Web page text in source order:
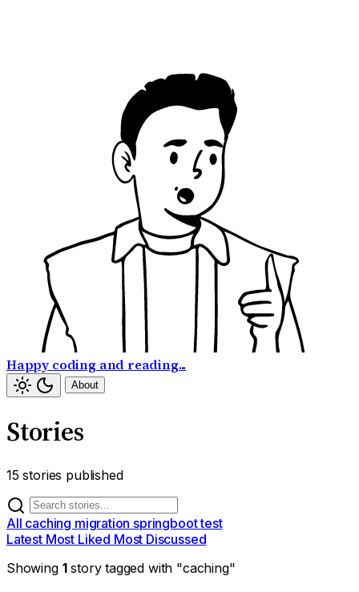
Happy coding and reading...
About
Stories
15 stories published
All caching migration springboottest
Latest Most Liked Most Discussed
Showing 1story tagged with "caching"